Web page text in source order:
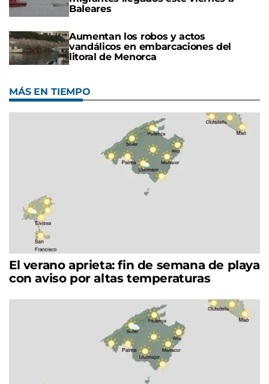
Baleares
Aumentan los robos y actos
vandálicos en embarcaciones del
litoral de Menorca
MÁS EN TIEMPO
El verano aprieta: fin de semana de playa
con aviso por altas temperaturas